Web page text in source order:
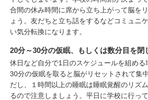
合間の休み時間に席から立ち上がって脳を
ょう。友だちと立ち話をするなどコミュニ
い気分転換になります。
20分～30分の仮眠、もしくは数分目を閉
休日など自分で1日のスケジュールを組める
30分の仮眠を取ると脳がリセットされて集
だし、１時間以上の睡眠は睡眠覚醒のリズ
るので注意しましょう。平日に学校に行っ